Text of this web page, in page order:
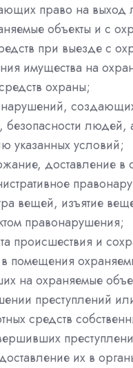
право на выход
объекты и с
при выезде с
имущества на
охраны;
безопасности
указанных условий;
доставление
вещей, изъятие
правонарушения;
происшествия и
в помещения
на охраняемые
преступлений
средств
их в